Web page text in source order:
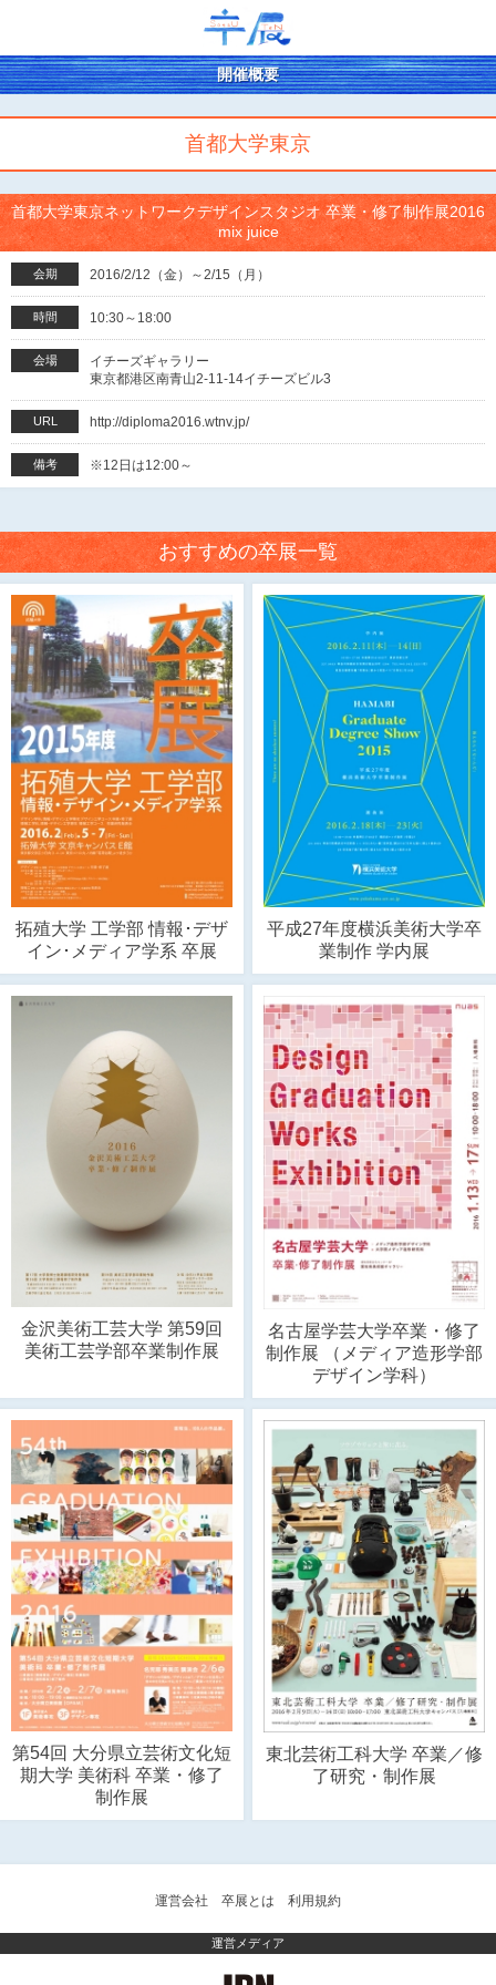
開催概要
首都大学東京
首都大学東京ネットワークデザインスタジオ 卒業・修了制作展2016
mix juice
会期 2016/2/12（金）～2/15（月）
時間 10:30～18:00
会場
イチーズギャラリー
東京都港区南青山2-11-14イチーズビル3
URL http://diploma2016.wtnv.jp/
備考 ※12日は12:00～
おすすめの卒展一覧
拓殖大学 工学部 情報･デザ
イン･メディア学系 卒展
平成27年度横浜美術大学卒
業制作 学内展
金沢美術工芸大学 第59回
美術工芸学部卒業制作展
名古屋学芸大学卒業・修了
制作展 （メディア造形学部
デザイン学科）
第54回 大分県立芸術文化短
期大学 美術科 卒業・修了
制作展
東北芸術工科大学 卒業／修
了研究・制作展
運営会社 卒展とは 利用規約
運営メディア